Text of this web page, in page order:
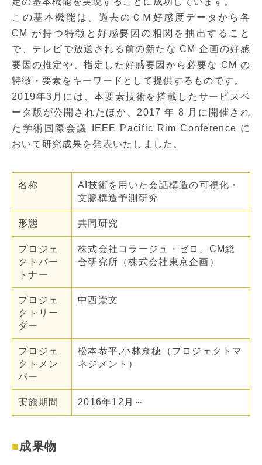
この基本機能は、過去のＣＭ好感度データから各
CM が持つ特徴と好感要因の相関を抽出すること
で、テレビで放送される前の新たな CM 企画の好感
要因の推定や、指定した好感要因から必要な CM の
特徴・要素をキーワードとして提供するものです。
2019年3月には、本要素技術を搭載したサービスベ
ータ版が公開されたほか、2017 年 8 月に開催され
た学術国際会議 IEEE Pacific Rim Conference に
おいて研究成果を発表いたしました。
名称
AI技術を用いた会話構造の可視化・
文脈構造予測研究
形態 共同研究
プロジェ
クトパー
トナー
株式会社コラージュ・ゼロ、CM総
合研究所（株式会社東京企画）
プロジェ
クトリー
ダー
中西崇文
プロジェ
クトメン
バー
松本恭平,小林奈穂（プロジェクトマ
ネジメント）
実施期間 2016年12月～
成果物